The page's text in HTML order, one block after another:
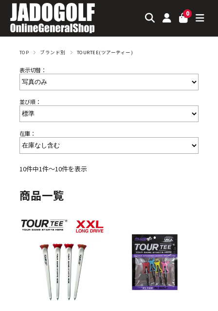
0
TOP ブランド別 TOURTEE(ツアーティー)
表示切替：
並び順：
在庫：
10件中1件～10件を表示
商品一覧